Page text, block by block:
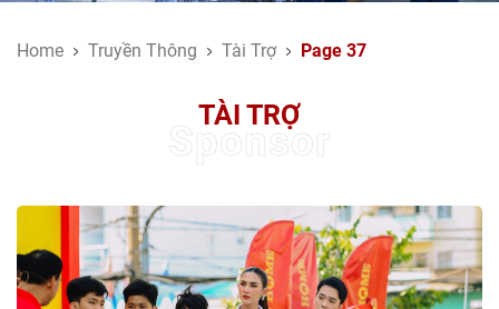
Home Truyền Thông Tài Trợ Page 37
TÀI TRỢ
Sponsor